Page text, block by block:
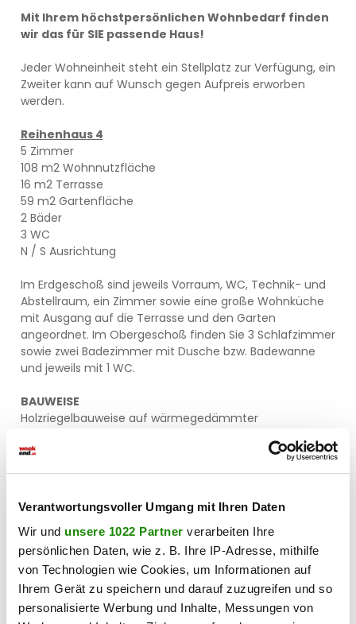
Verantwortungsvoller Umgang mit Ihren Daten
Wir und unsere 1022 Partner verarbeiten Ihre
persönlichen Daten, wie z. B. Ihre IP-Adresse, mithilfe
von Technologien wie Cookies, um Informationen auf
Ihrem Gerät zu speichern und darauf zuzugreifen und so
personalisierte Werbung und Inhalte, Messungen von
Mit Ihrem höchstpersönlichen Wohnbedarf finden
wir das für SIE passende Haus!
Jeder Wohneinheit steht ein Stellplatz zur Verfügung, ein
Zweiter kann auf Wunsch gegen Aufpreis erworben
werden.
Reihenhaus 4
5 Zimmer
108 m2 Wohnnutzfläche
16 m2 Terrasse
59 m2 Gartenfläche
2 Bäder
3 WC
N / S Ausrichtung
Im Erdgeschoß sind jeweils Vorraum, WC, Technik- und
Abstellraum, ein Zimmer sowie eine große Wohnküche
mit Ausgang auf die Terrasse und den Garten
angeordnet. Im Obergeschoß finden Sie 3 Schlafzimmer
sowie zwei Badezimmer mit Dusche bzw. Badewanne
und jeweils mit 1 WC.
BAUWEISE
Holzriegelbauweise auf wärmegedämmter
Niedrigenergiebauweise mit ökologisch nachhaltigen
W/m2
Vaillant Luftwasser Wärmepumpe / Fußbodenheizung
und -kühlung
Riesige Terrassen sowie Eigengärten in
unterschiedlichen Größen
ECKDATEN
Belagsfertige Ausführung – Schlüsselfertigstellung